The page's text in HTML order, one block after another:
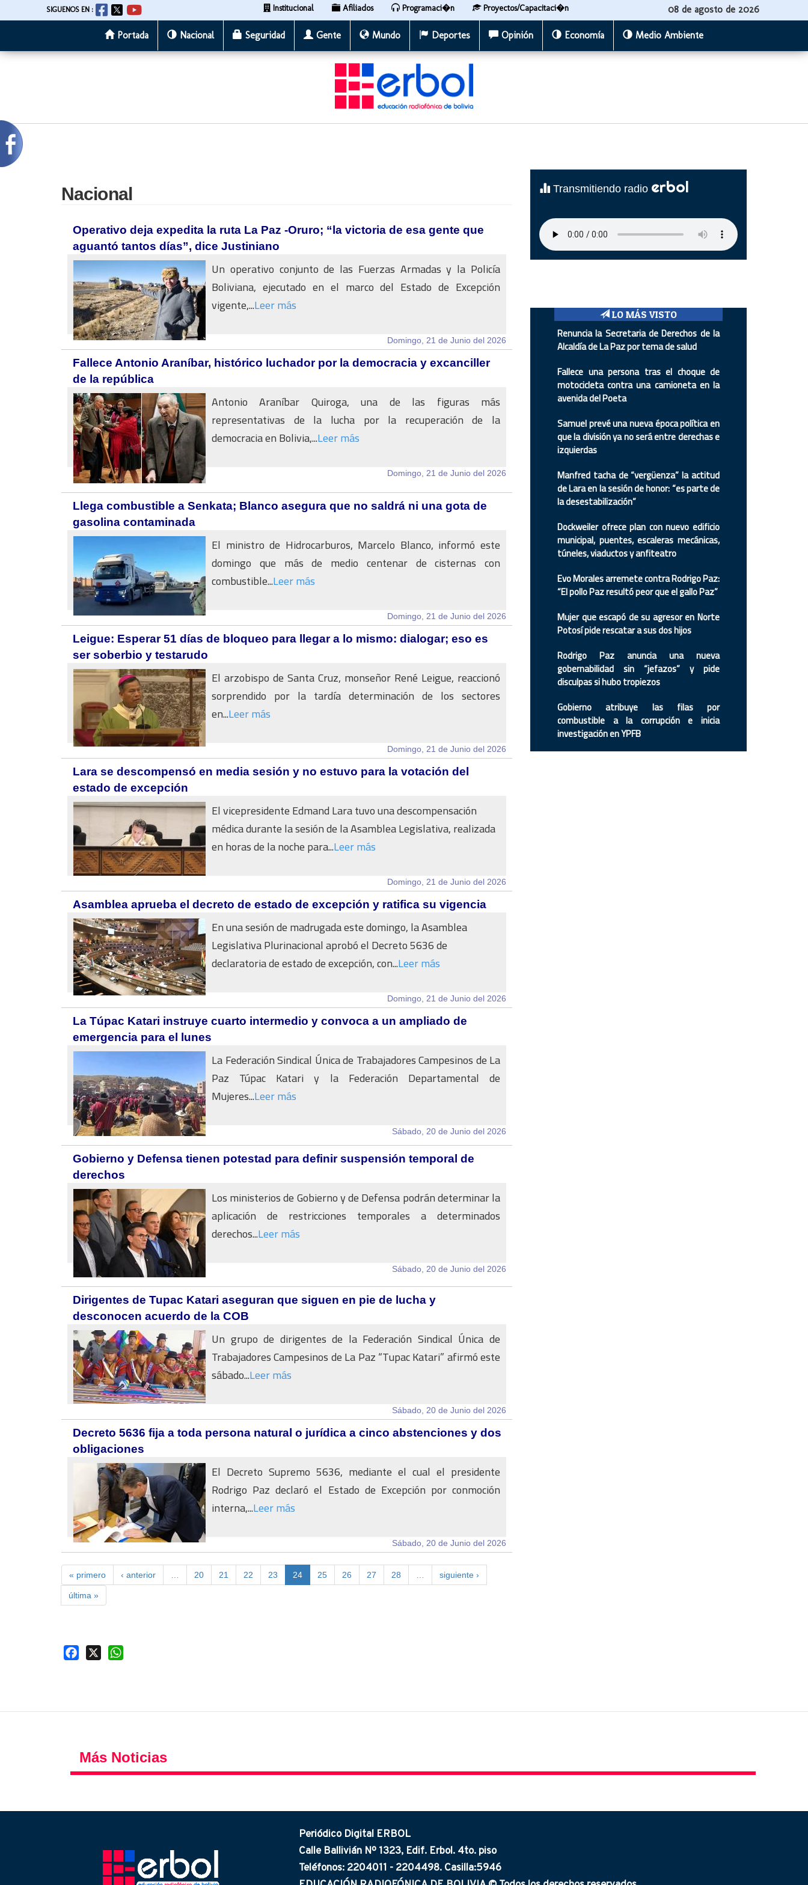
al
SIGUENOS EN : Institucional Afiliados Programaci�n Proyectos/Capacitaci�n 08 de agosto de 2026
Portada Nacional Seguridad Gente Mundo Deportes Opinión Economía Medio Ambiente
Nacional
Operativo deja expedita la ruta La Paz -Oruro; “la victoria de esa gente que
aguantó tantos días”, dice Justiniano
Un operativo conjunto de las Fuerzas Armadas y la Policía
Boliviana, ejecutado en el marco del Estado de Excepción
vigente,...Leer más
Domingo, 21 de Junio del 2026
Fallece Antonio Araníbar, histórico luchador por la democracia y excanciller
de la república
Antonio Araníbar Quiroga, una de las figuras más
representativas de la lucha por la recuperación de la
democracia en Bolivia,...Leer más
Domingo, 21 de Junio del 2026
Llega combustible a Senkata; Blanco asegura que no saldrá ni una gota de
gasolina contaminada
El ministro de Hidrocarburos, Marcelo Blanco, informó este
domingo que más de medio centenar de cisternas con
combustible...Leer más
Domingo, 21 de Junio del 2026
Leigue: Esperar 51 días de bloqueo para llegar a lo mismo: dialogar; eso es
ser soberbio y testarudo
El arzobispo de Santa Cruz, monseñor René Leigue, reaccionó
sorprendido por la tardía determinación de los sectores
en...Leer más
Domingo, 21 de Junio del 2026
Lara se descompensó en media sesión y no estuvo para la votación del
estado de excepción
El vicepresidente Edmand Lara tuvo una descompensación
médica durante la sesión de la Asamblea Legislativa, realizada
en horas de la noche para...Leer más
Domingo, 21 de Junio del 2026
Asamblea aprueba el decreto de estado de excepción y ratifica su vigencia
En una sesión de madrugada este domingo, la Asamblea
Legislativa Plurinacional aprobó el Decreto 5636 de
declaratoria de estado de excepción, con...Leer más
Domingo, 21 de Junio del 2026
La Túpac Katari instruye cuarto intermedio y convoca a un ampliado de
emergencia para el lunes
La Federación Sindical Única de Trabajadores Campesinos de La
Paz Túpac Katari y la Federación Departamental de
Mujeres...Leer más
Sábado, 20 de Junio del 2026
Gobierno y Defensa tienen potestad para definir suspensión temporal de
derechos
Los ministerios de Gobierno y de Defensa podrán determinar la
aplicación de restricciones temporales a determinados
derechos...Leer más
Sábado, 20 de Junio del 2026
Dirigentes de Tupac Katari aseguran que siguen en pie de lucha y
desconocen acuerdo de la COB
Un grupo de dirigentes de la Federación Sindical Única de
Trabajadores Campesinos de La Paz “Tupac Katari” afirmó este
sábado...Leer más
Sábado, 20 de Junio del 2026
Decreto 5636 fija a toda persona natural o jurídica a cinco abstenciones y dos
obligaciones
El Decreto Supremo 5636, mediante el cual el presidente
Rodrigo Paz declaró el Estado de Excepción por conmoción
interna,...Leer más
Sábado, 20 de Junio del 2026
« primero ‹ anterior 20 21 22 23 24 25 26 27 28 siguiente ›
última »
Facebook
Transmitiendo radio erbol
LO MÁS VISTO
Renuncia la Secretaria de Derechos de la
Alcaldía de La Paz por tema de salud
Fallece una persona tras el choque de
motocicleta contra una camioneta en la
avenida del Poeta
Samuel prevé una nueva época política en
que la división ya no será entre derechas e
izquierdas
Manfred tacha de “vergüenza” la actitud
de Lara en la sesión de honor: “es parte de
la desestabilización”
Dockweiler ofrece plan con nuevo edificio
municipal, puentes, escaleras mecánicas,
túneles, viaductos y anfiteatro
Evo Morales arremete contra Rodrigo Paz:
“El pollo Paz resultó peor que el gallo Paz”
Mujer que escapó de su agresor en Norte
Potosí pide rescatar a sus dos hijos
Rodrigo Paz anuncia una nueva
gobernabilidad sin “jefazos” y pide
disculpas si hubo tropiezos
Gobierno atribuye las filas por
combustible a la corrupción e inicia
investigación en YPFB
Más Noticias
Periódico Digital ERBOL
Calle Ballivián Nº 1323, Edif. Erbol. 4to. piso
Teléfonos: 2204011 - 2204498. Casilla:5946